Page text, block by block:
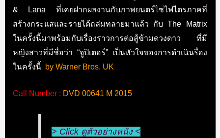
& Lana ที่เคยฝากผลงานกับภาพยนตร์ไซไฟไตรภาคที่
สร้างกระแสและรายได้ถล่มทลายมาแล้ว กับ The Matrix
ในครั้งนี้มาพร้อมกับเรื่องราวการต่อสู้ข้ามดวงดาว ที่มี
หญิงสาวที่มีชื่อว่า “จูปิเตอร์” เป็นหัวใจของการดำเนินรื่อง
ในครั้งนี้ by Warner Bros. UK
Call Number : DVD 00641 M 2015
> Click ดูตัวอย่างหนัง <